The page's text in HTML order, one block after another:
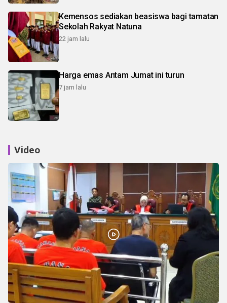
Kemensos sediakan beasiswa bagi tamatan
Sekolah Rakyat Natuna
22 jam lalu
Harga emas Antam Jumat ini turun
7 jam lalu
Video